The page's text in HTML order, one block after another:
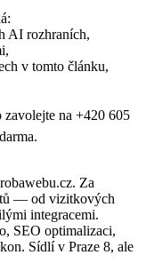
AI rozhraních,
v tomto článku,
na +420 605
Za
— od vizitkových
integracemi.
SEO optimalizaci,
Sídlí v Praze 8, ale